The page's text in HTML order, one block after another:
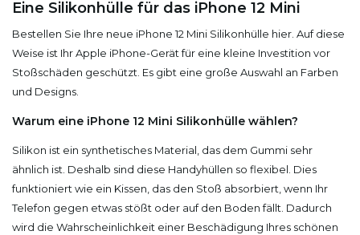
Eine Silikonhülle für das iPhone 12 Mini
Bestellen Sie Ihre neue iPhone 12 Mini Silikonhülle hier. Auf diese
Weise ist Ihr Apple iPhone-Gerät für eine kleine Investition vor
Stoßschäden geschützt. Es gibt eine große Auswahl an Farben
und Designs.
Warum eine iPhone 12 Mini Silikonhülle wählen?
Silikon ist ein synthetisches Material, das dem Gummi sehr
ähnlich ist. Deshalb sind diese Handyhüllen so flexibel. Dies
funktioniert wie ein Kissen, das den Stoß absorbiert, wenn Ihr
Telefon gegen etwas stößt oder auf den Boden fällt. Dadurch
wird die Wahrscheinlichkeit einer Beschädigung Ihres schönen